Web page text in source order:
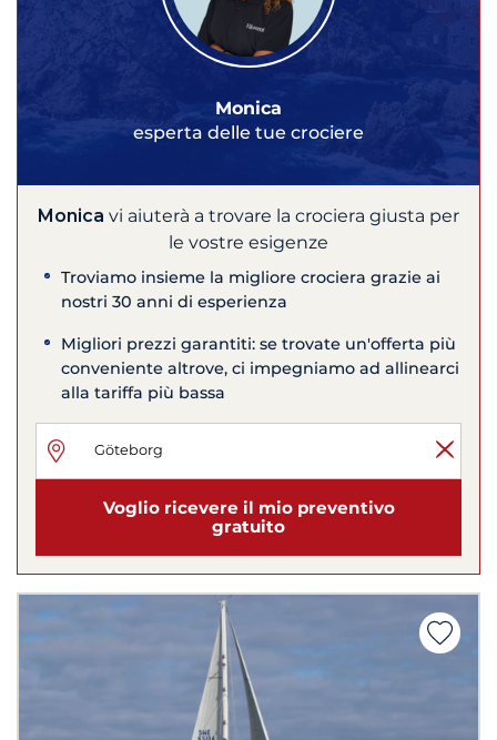
Monica
esperta delle tue crociere
Monica vi aiuterà a trovare la crociera giusta per
le vostre esigenze
Troviamo insieme la migliore crociera grazie ai
nostri 30 anni di esperienza
Migliori prezzi garantiti: se trovate un'offerta più
conveniente altrove, ci impegniamo ad allinearci
alla tariffa più bassa
Voglio ricevere il mio preventivo
gratuito